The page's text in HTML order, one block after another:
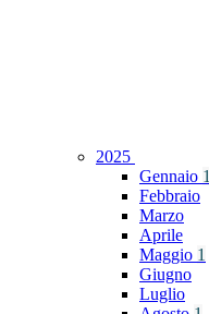
2025
Gennaio 1
Febbraio
Marzo
Aprile
Maggio 1
Giugno
Luglio